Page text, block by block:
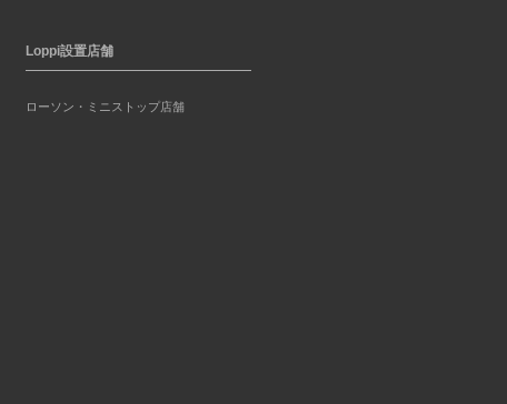
Loppi設置店舗
ローソン・ミニストップ店舗